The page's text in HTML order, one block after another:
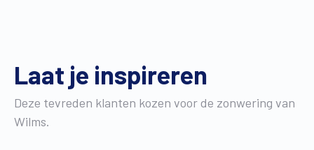
Laat je inspireren
Deze tevreden klanten kozen voor de zonwering van
Wilms.